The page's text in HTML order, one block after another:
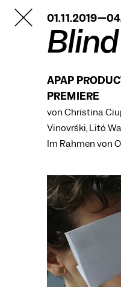
TANZFABRIK
BERLIN
APAP
PREMIERE
von Christina
Vinovrški, Litó
Im Rahmen von